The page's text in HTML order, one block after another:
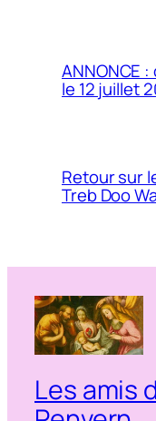
ANNONCE
le 12 juillet
Retour sur
Treb Doo
Les amis